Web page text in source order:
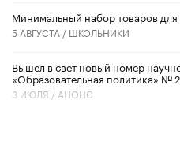
Минимальный набор товаров
5 АВГУСТА / ШКОЛЬНИКИ
Вышел в свет новый номер
«Образовательная политика» №
3 ИЮЛЯ / АНОНС